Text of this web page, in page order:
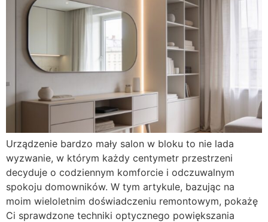
Urządzenie bardzo mały salon w bloku to nie lada
wyzwanie, w którym każdy centymetr przestrzeni
decyduje o codziennym komforcie i odczuwalnym
spokoju domowników. W tym artykule, bazując na
moim wieloletnim doświadczeniu remontowym, pokażę
Ci sprawdzone techniki optycznego powiększania